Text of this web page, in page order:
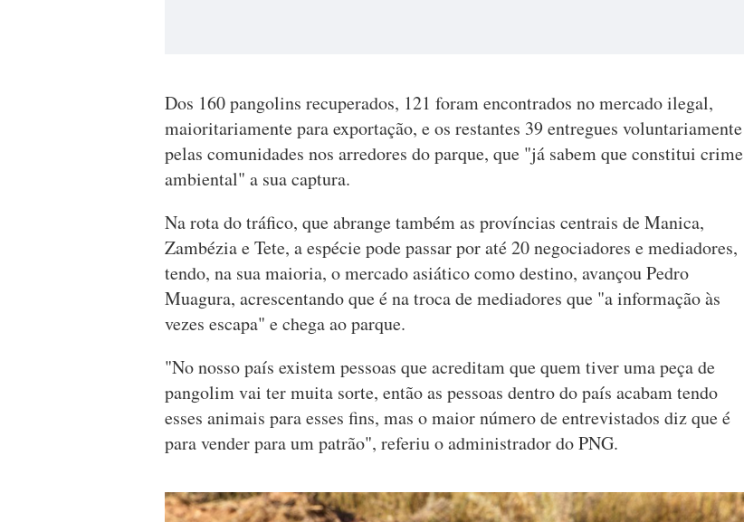
Dos 160 pangolins recuperados, 121 foram encontrados no mercado ilegal,
maioritariamente para exportação, e os restantes 39 entregues voluntariamente
pelas comunidades nos arredores do parque, que "já sabem que constitui crime
ambiental" a sua captura.
Na rota do tráfico, que abrange também as províncias centrais de Manica,
Zambézia e Tete, a espécie pode passar por até 20 negociadores e mediadores,
tendo, na sua maioria, o mercado asiático como destino, avançou Pedro
Muagura, acrescentando que é na troca de mediadores que "a informação às
vezes escapa" e chega ao parque.
"No nosso país existem pessoas que acreditam que quem tiver uma peça de
pangolim vai ter muita sorte, então as pessoas dentro do país acabam tendo
esses animais para esses fins, mas o maior número de entrevistados diz que é
para vender para um patrão", referiu o administrador do PNG.